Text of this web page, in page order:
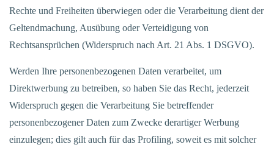
Rechte und Freiheiten überwiegen oder die Verarbeitung dient der
Geltendmachung, Ausübung oder Verteidigung von
Rechtsansprüchen (Widerspruch nach Art. 21 Abs. 1 DSGVO).
Werden Ihre personenbezogenen Daten verarbeitet, um
Direktwerbung zu betreiben, so haben Sie das Recht, jederzeit
Widerspruch gegen die Verarbeitung Sie betreffender
personenbezogener Daten zum Zwecke derartiger Werbung
einzulegen; dies gilt auch für das Profiling, soweit es mit solcher